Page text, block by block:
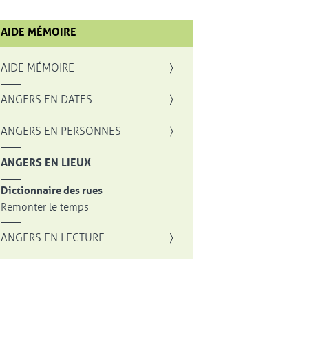
AIDE MÉMOIRE
AIDE MÉMOIRE
ANGERS EN DATES
ANGERS EN PERSONNES
ANGERS EN LIEUX
Dictionnaire des rues
Remonter le temps
ANGERS EN LECTURE